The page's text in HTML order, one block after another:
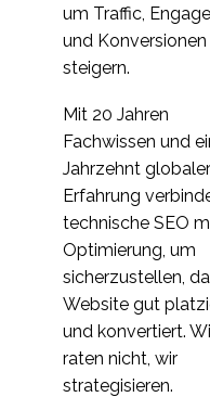
Menüs
0
für E-
Websites
19 eine
für
UX schaffen?
3
in
3
Demand-Apps?
bei der
0
ganz andere
um Traffic,
und
steigern.
Mit 20 Jahren
Fachwissen und
Jahrzehnt globaler
Erfahrung
technische SEO
Optimierung, um
sicherzustellen,
Website gut
und konvertiert.
raten nicht, wir
strategisieren.